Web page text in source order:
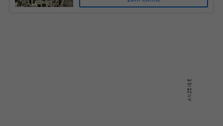
Laufzeit Session